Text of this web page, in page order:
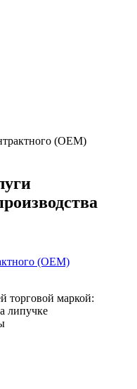
(ОЕМ)
торговой маркой:
липучке